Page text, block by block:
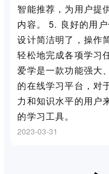
智能推荐，为用户提
内容。 5. 良好的用
设计简洁明了，操作
轻松地完成各项学习
爱学是一款功能强大
的在线学习平台，对
力和知识水平的用户
的学习工具。
2023-03-31